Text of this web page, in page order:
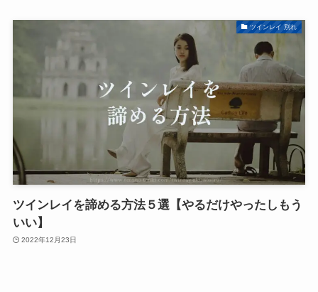
ツインレイ 別れ
ツインレイを諦める方法５選【やるだけやったしもう
いい】
2022年12月23日